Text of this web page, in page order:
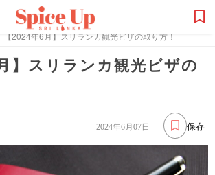
【2024年6月】スリランカ観光ビザの取り方！
】スリランカ観光ビザの
保存
2024年6月07日